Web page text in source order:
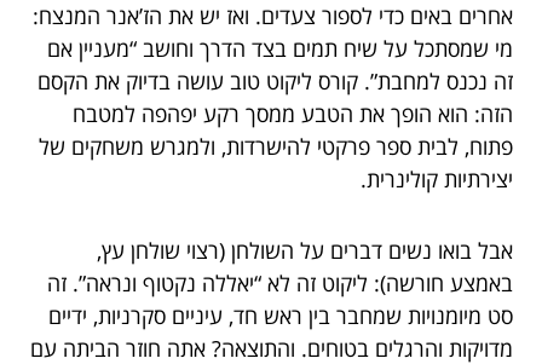
אחרים באים כדי לספור צעדים. ואז יש את הז’אנר המנצח:
מי שמסתכל על שיח תמים בצד הדרך וחושב “מעניין אם
זה נכנס למחבת”. קורס ליקוט טוב עושה בדיוק את הקסם
הזה: הוא הופך את הטבע ממסך רקע יפהפה למטבח
פתוח, לבית ספר פרקטי להישרדות, ולמגרש משחקים של
יצירתיות קולינרית.
אבל בואו נשים דברים על השולחן (רצוי שולחן עץ,
באמצע חורשה): ליקוט זה לא “יאללה נקטוף ונראה”. זה
סט מיומנויות שמחבר בין ראש חד, עיניים סקרניות, ידיים
מדויקות והרגלים בטוחים. והתוצאה? אתה חוזר הביתה עם